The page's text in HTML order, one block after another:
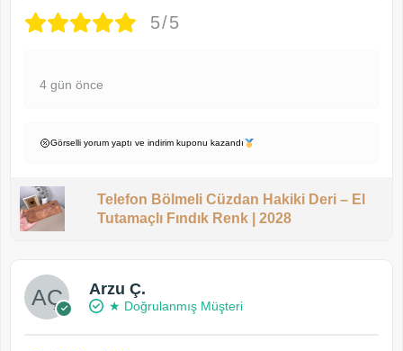
5/5
4 gün önce
Görselli yorum yaptı ve indirim kuponu kazandı
Telefon Bölmeli Cüzdan Hakiki Deri – El
Tutamaçlı Fındık Renk | 2028
Arzu Ç.
★ Doğrulanmış Müşteri